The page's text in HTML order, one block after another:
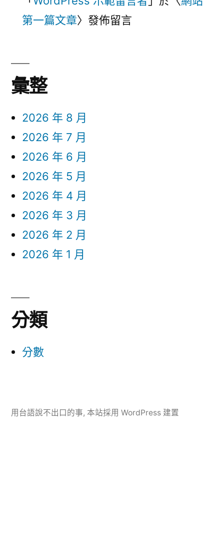
第一篇文章〉發佈留言
彙整
2026 年 8 月
2026 年 7 月
2026 年 6 月
2026 年 5 月
2026 年 4 月
2026 年 3 月
2026 年 2 月
2026 年 1 月
分類
分數
用台語說不出口的事, 本站採用 WordPress 建置